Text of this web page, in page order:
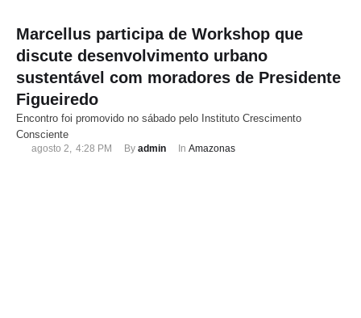
Marcellus participa de Workshop que
discute desenvolvimento urbano
sustentável com moradores de Presidente
Figueiredo
Encontro foi promovido no sábado pelo Instituto Crescimento
Consciente
agosto 2, 4:28 PM By admin In Amazonas